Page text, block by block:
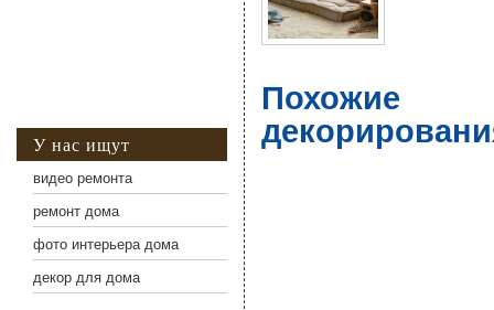
Похожие
У нас ищут
видео ремонта
ремонт дома
фото интерьера дома
декор для дома